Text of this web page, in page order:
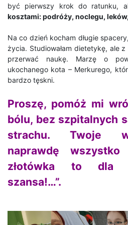
być pierwszy krok do ratunku,
kosztami: podróży, noclegu,
Na co dzień kocham długie
życia. Studiowałam dietetykę, ale
przerwać naukę. Marzę o
ukochanego kota – Merkurego,
bardzo tęskni.
Proszę, pomóż mi
bólu, bez szpitalnych
strachu. Twoje
naprawdę wszystko
złotówka to dla
szansa!…”.